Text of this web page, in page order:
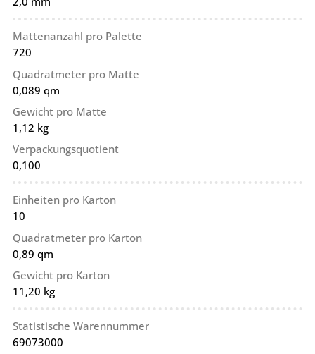
Mattenanzahl pro Palette
720
Quadratmeter pro Matte
0,089 qm
Gewicht pro Matte
1,12 kg
Verpackungsquotient
0,100
Einheiten pro Karton
10
Quadratmeter pro Karton
0,89 qm
Gewicht pro Karton
11,20 kg
Statistische Warennummer
69073000